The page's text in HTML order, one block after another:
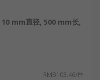
10 mm直径, 500 mm长,
RMB103.46/件